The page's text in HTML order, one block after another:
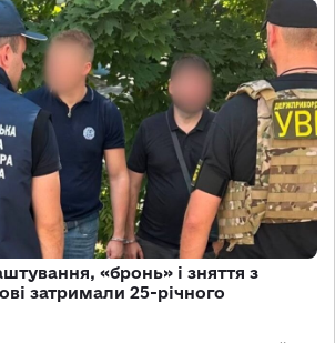
«бронь» і зняття з
затримали 25-річного